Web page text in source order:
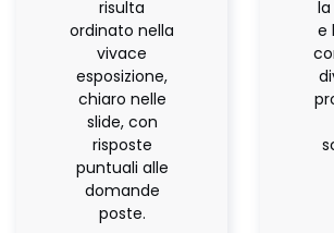
risulta
ordinato nella
vivace
esposizione,
chiaro nelle
slide, con
risposte
puntuali alle
domande
poste.
e